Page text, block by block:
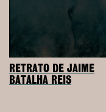
RETRATO DE JAIME
BATALHA REIS